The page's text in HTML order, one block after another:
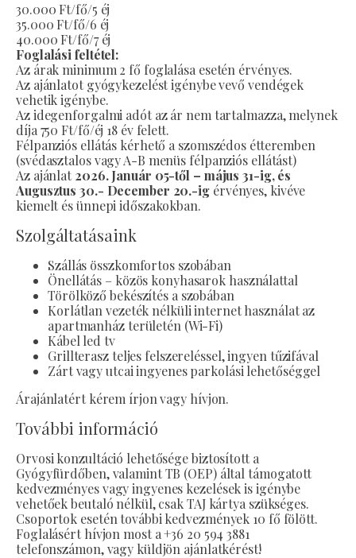
30.000 Ft/fő/5 éj
35.000 Ft/fő/6 éj
40.000 Ft/fő/7 éj
Foglalási feltétel:
Az árak minimum 2 fő foglalása esetén érvényes.
Az ajánlatot gyógykezelést igénybe vevő vendégek
vehetik igénybe.
Az idegenforgalmi adót az ár nem tartalmazza, melynek
díja 750 Ft/fő/éj 18 év felett.
Félpanziós ellátás kérhető a szomszédos étteremben
(svédasztalos vagy A-B menüs félpanziós ellátást)
Az ajánlat 2026. Január 05-től – május 31-ig, és
Augusztus 30.- December 20.-ig érvényes, kivéve
kiemelt és ünnepi időszakokban.
Szolgáltatásaink
Szállás összkomfortos szobában
Önellátás – közös konyhasarok használattal
Törölköző bekészítés a szobában
Korlátlan vezeték nélküli internet használat az
apartmanház területén (Wi-Fi)
Kábel led tv
Grillterasz teljes felszereléssel, ingyen tűzifával
Zárt vagy utcai ingyenes parkolási lehetőséggel
Árajánlatért kérem írjon vagy hívjon.
További információ
Orvosi konzultáció lehetősége biztosított a
Gyógyfürdőben, valamint TB (OEP) által támogatott
kedvezményes vagy ingyenes kezelések is igénybe
vehetőek beutaló nélkül, csak TAJ kártya szükséges.
Csoportok esetén további kedvezmények 10 fő fölött.
Foglalásért hívjon most a +36 20 594 3881
telefonszámon, vagy küldjön ajánlatkérést!